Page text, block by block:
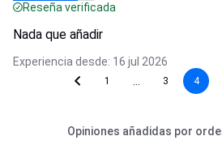
Reseña verificada
Nada que añadir
Experiencia desde: 16 jul 2026
1 3 4
Opiniones añadidas por